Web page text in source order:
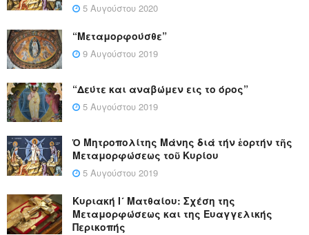
5 Αυγούστου 2020
“Μεταμορφούσθε”
9 Αυγούστου 2019
“Δεύτε και αναβώμεν εις το όρος”
5 Αυγούστου 2019
Ὁ Μητροπολίτης Μάνης διά τήν ἑορτήν τῆς
Μεταμορφώσεως τοῦ Κυρίου
5 Αυγούστου 2019
Κυριακή Ι´ Ματθαίου: Σχέση της
Μεταμορφώσεως και της Ευαγγελικής
Περικοπής